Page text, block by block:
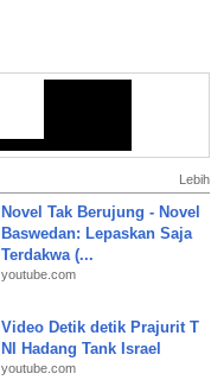
Lebih
Novel Tak Berujung - Novel
Baswedan: Lepaskan Saja
Terdakwa (...
youtube.com
Video Detik detik Prajurit T
NI Hadang Tank Israel
youtube.com